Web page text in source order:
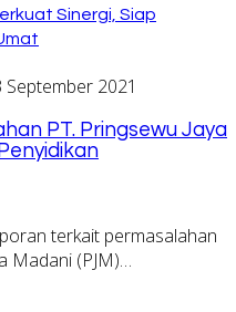
Sinergi, Siap
September 2021
PT. Pringsewu Jaya
terkait permasalahan
Madani (PJM)…